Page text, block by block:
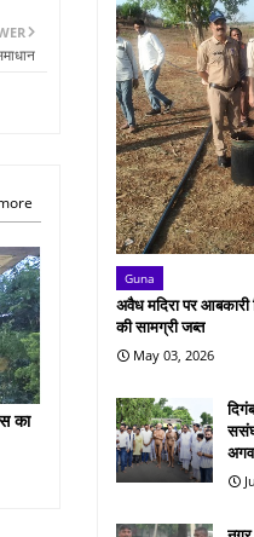
का
Guna
अवैध मदिरा पर आबकारी
की सामग्री जब्त
May 03, 2026